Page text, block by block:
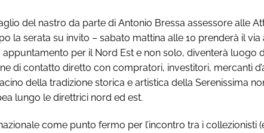
del nastro da parte di Antonio Bressa assessore alle
la serata su invito – sabato mattina alle 10 prenderà il via
per il Nord Est e non solo, diventerà luogo
di contatto diretto con compratori, investitori, mercanti
della tradizione storica e artistica della Serenissima
lungo le direttrici nord ed est.
come punto fermo per l’incontro tra i collezionisti